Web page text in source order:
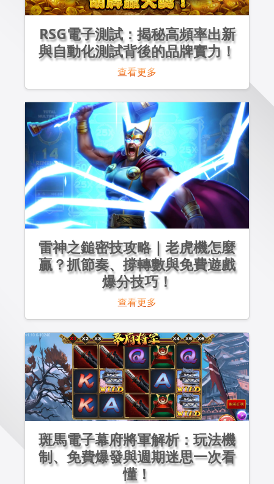
RSG電子測試：揭秘高頻率出新
與自動化測試背後的品牌實力！
查看更多
雷神之鎚密技攻略｜老虎機怎麼
贏？抓節奏、撐轉數與免費遊戲
爆分技巧！
查看更多
斑馬電子幕府將軍解析：玩法機
制、免費爆發與週期迷思一次看
懂！